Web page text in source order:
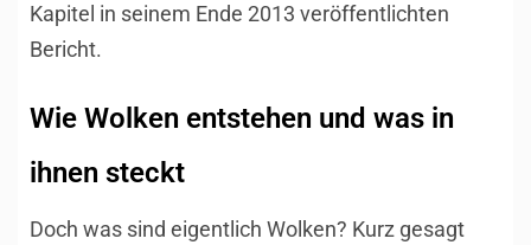
Kapitel in seinem Ende 2013 veröffentlichten
Bericht.
Wie Wolken entstehen und was in
ihnen steckt
Doch was sind eigentlich Wolken? Kurz gesagt